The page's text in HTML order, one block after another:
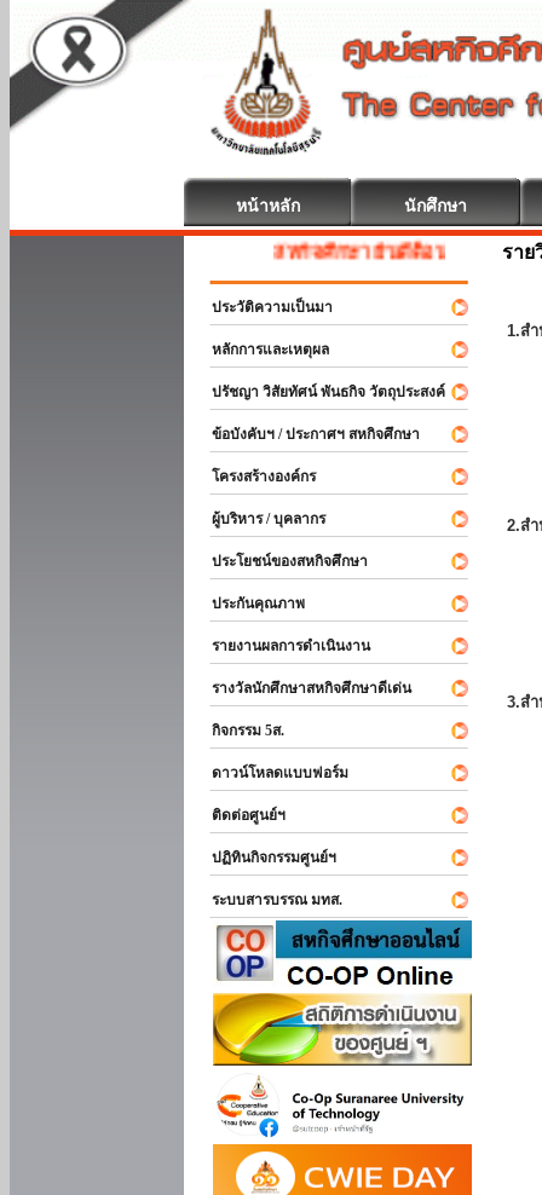
หน้าหลัก นักศึกษา
สหกิจศึกษา ยินดีต้อนรับ
ประวัติความเป็นมา
หลักการและเหตุผล
ปรัชญา วิสัยทัศน์ พันธกิจ วัตถุประสงค์
ข้อบังคับฯ / ประกาศฯ สหกิจศึกษา
โครงสร้างองค์กร
ผู้บริหาร / บุคลากร
ประโยชน์ของสหกิจศึกษา
ประกันคุณภาพ
รายงานผลการดำเนินงาน
รางวัลนักศึกษาสหกิจศึกษาดีเด่น
กิจกรรม 5ส.
ดาวน์โหลดแบบฟอร์ม
ติดต่อศูนย์ฯ
ปฏิทินกิจกรรมศูนย์ฯ
ระบบสารบรรณ มทส.
ราย
1.ส
2.ส
3.ส